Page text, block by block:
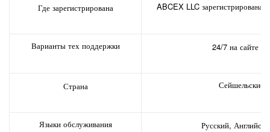
Где зарегистрирована ABCEX LLC зарегистрирована
Варианты тех поддержки 24/7 на сайте и
Страна Сейшельские
Языки обслуживания Русский,